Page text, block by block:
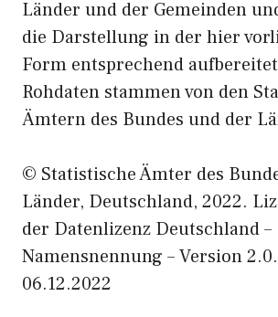
Länder und der Gemeinden
die Darstellung in der hier
Form entsprechend
Rohdaten stammen von den
Ämtern des Bundes und der
© Statistische Ämter des
Länder, Deutschland, 2022.
der Datenlizenz Deutschland –
Namensnennung – Version
06.12.2022